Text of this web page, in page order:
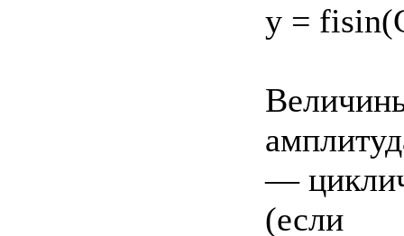
у =
—
(если